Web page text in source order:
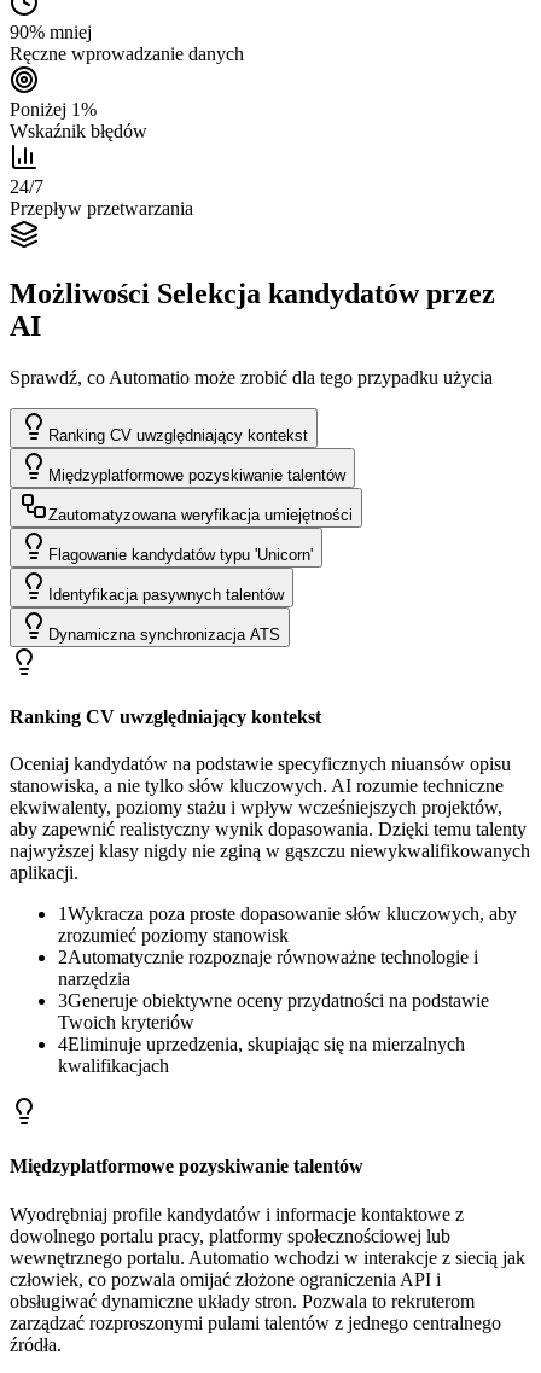
90% mniej
Ręczne wprowadzanie danych
Poniżej 1%
Wskaźnik błędów
24/7
Przepływ przetwarzania
Możliwości Selekcja kandydatów przez
AI
Sprawdź, co Automatio może zrobić dla tego przypadku użycia
Ranking CV uwzględniający kontekst
Międzyplatformowe pozyskiwanie talentów
Zautomatyzowana weryfikacja umiejętności
Flagowanie kandydatów typu 'Unicorn'
Identyfikacja pasywnych talentów
Dynamiczna synchronizacja ATS
Ranking CV uwzględniający kontekst
Oceniaj kandydatów na podstawie specyficznych niuansów opisu
stanowiska, a nie tylko słów kluczowych. AI rozumie techniczne
ekwiwalenty, poziomy stażu i wpływ wcześniejszych projektów,
aby zapewnić realistyczny wynik dopasowania. Dzięki temu talenty
najwyższej klasy nigdy nie zginą w gąszczu niewykwalifikowanych
aplikacji.
1Wykracza poza proste dopasowanie słów kluczowych, aby
zrozumieć poziomy stanowisk
2Automatycznie rozpoznaje równoważne technologie i
narzędzia
3Generuje obiektywne oceny przydatności na podstawie
Twoich kryteriów
4Eliminuje uprzedzenia, skupiając się na mierzalnych
kwalifikacjach
Międzyplatformowe pozyskiwanie talentów
Wyodrębniaj profile kandydatów i informacje kontaktowe z
dowolnego portalu pracy, platformy społecznościowej lub
wewnętrznego portalu. Automatio wchodzi w interakcje z siecią jak
człowiek, co pozwala omijać złożone ograniczenia API i
obsługiwać dynamiczne układy stron. Pozwala to rekruterom
zarządzać rozproszonymi pulami talentów z jednego centralnego
źródła.